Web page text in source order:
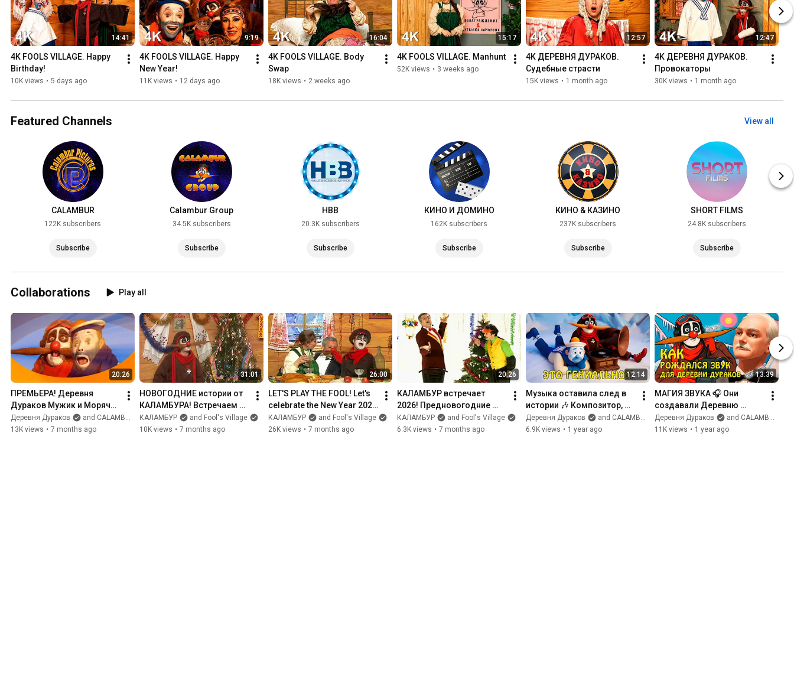
14:41
4K FOOLS VILLAGE. Happy
Birthday!
10K views • 5 days ago
9:19
4K FOOLS VILLAGE. Happy
New Year!
11K views • 12 days ago
16:04
4K FOOLS VILLAGE. Body
Swap
18K views • 2 weeks ago
15:17
4K FOOLS VILLAGE. Manhunt
52K views • 3 weeks ago
12:57
4K ДЕРЕВНЯ ДУРАКОВ.
Судебные страсти
15K views • 1 month ago
12:47
4K ДЕРЕВНЯ ДУРАКОВ.
Провокаторы
30K views • 1 month ago
Featured Channels View all
CALAMBUR
122K subscribers
Subscribe
Calambur Group
34.5K subscribers
Subscribe
НВВ
20.3K subscribers
Subscribe
КИНО И ДОМИНО
162K subscribers
Subscribe
КИНО & КАЗИНО
237K subscribers
Subscribe
SHORT FILMS
24.8K subscribers
Subscribe
Collaborations Play all
20:26
ПРЕМЬЕРА! Деревня
Дураков Мужик и Морячок
на северном полюсе —
неизвестный пилот ☃️✈️
Деревня Дураков
and CALAMBUR
13K views • 7 months ago
31:01
НОВОГОДНИЕ истории от
КАЛАМБУРА! Встречаем
НОВЫЙ 2026 ГОД 🎉
КАЛАМБУР
and Fool's Village
10K views • 7 months ago
26:00
LET'S PLAY THE FOOL! Let's
celebrate the New Year 2026
🎉
КАЛАМБУР
and Fool's Village
26K views • 7 months ago
20:26
КАЛАМБУР встречает
2026! Предновогодние
посиделки
КАЛАМБУР
and Fool's Village
6.3K views • 7 months ago
12:14
Музыка оставила след в
истории 🎶 Композитор,
продай талант! Деревня
Дураков и Эдуард
Деревня Дураков
and CALAMBUR
6.9K views • 1 year ago
13:39
МАГИЯ ЗВУКА 🎧 Они
создавали Деревню
Дураков! Долгожданная
встреча 🎉
Деревня Дураков
and CALAMBUR
11K views • 1 year ago